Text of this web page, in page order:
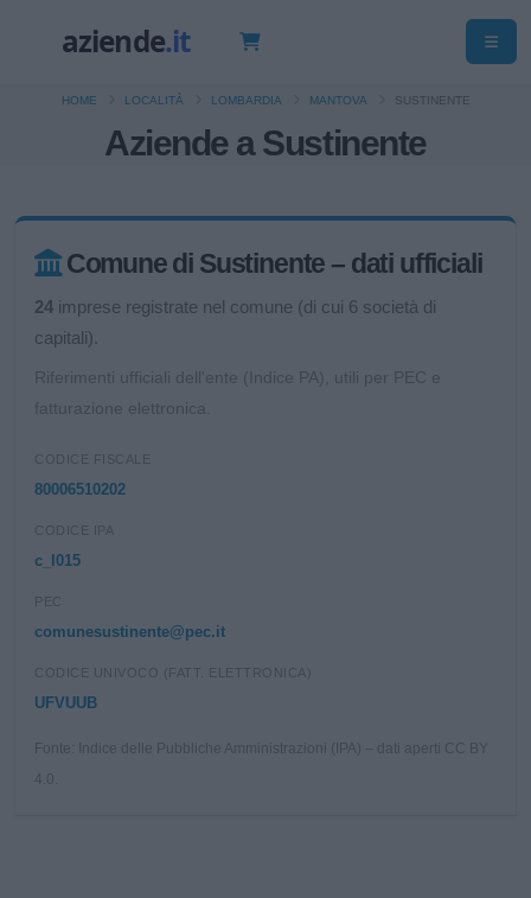
Aziende a Sustinente
HOME LOCALITÀ LOMBARDIA MANTOVA SUSTINENTE
Comune di Sustinente – dati ufficiali
24 imprese registrate nel comune (di cui 6 società di
capitali).
Riferimenti ufficiali dell'ente (Indice PA), utili per PEC e
fatturazione elettronica.
CODICE FISCALE
80006510202
CODICE IPA
c_l015
PEC
comunesustinente@pec.it
CODICE UNIVOCO (FATT. ELETTRONICA)
UFVUUB
Fonte: Indice delle Pubbliche Amministrazioni (IPA) – dati aperti CC BY